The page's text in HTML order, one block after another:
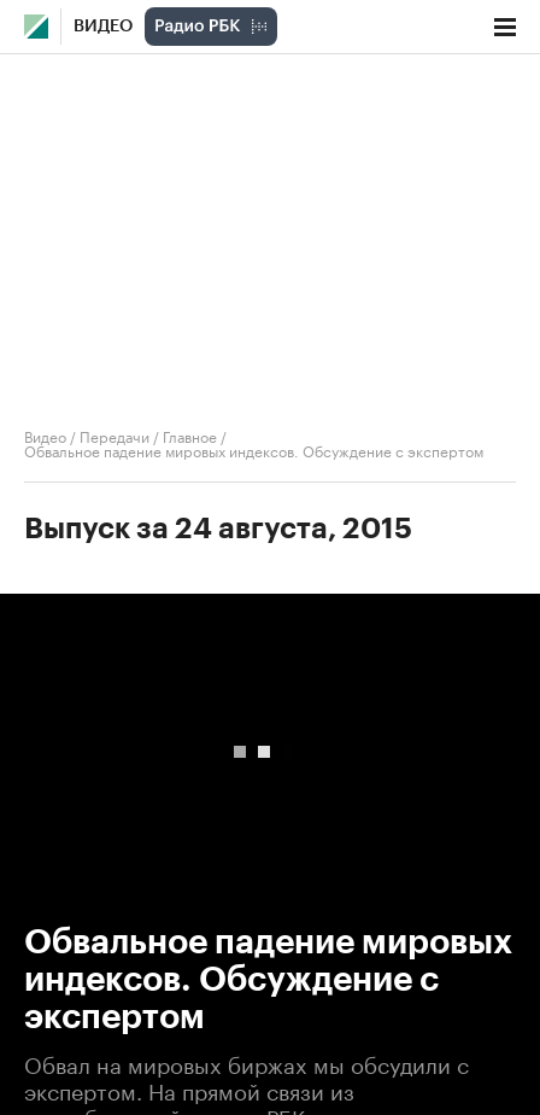
ВИДЕО
Видео / Передачи / Главное /
Обвальное падение мировых индексов. Обсуждение с экспертом
Выпуск за 24 августа, 2015
Обвальное падение мировых
индексов. Обсуждение с
экспертом
Обвал на мировых биржах мы обсудили с
экспертом. На прямой связи из